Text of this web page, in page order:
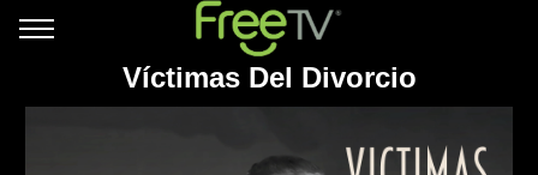
Víctimas Del Divorcio